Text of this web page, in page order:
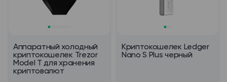
Аппаратный холодный
криптокошелек Trezor
Model T для хранения
криптовалют
Криптокошелек Ledger
Nano S Plus черный